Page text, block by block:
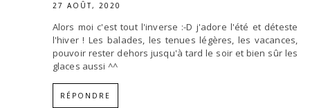
27 AOÛT, 2020
Alors moi c'est tout l'inverse :-D j'adore l'été et déteste
l'hiver ! Les balades, les tenues légères, les vacances,
pouvoir rester dehors jusqu'à tard le soir et bien sûr les
glaces aussi ^^
RÉPONDRE